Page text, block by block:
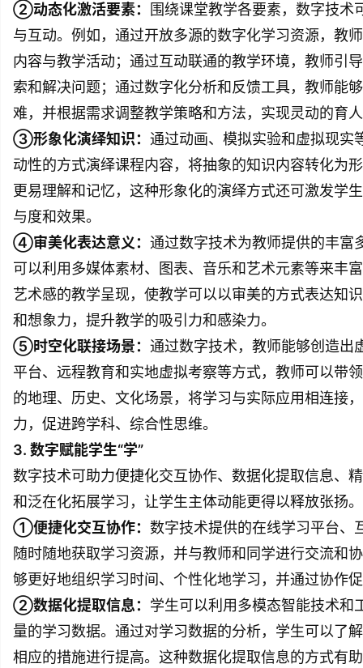
②动态化激活要素：
围绕课堂教学各要素，数字技术
与互动。例如，通过开放多源的数字化学习资源，教
内容与教学活动；通过互动联通的教学环境，教师引
索和解决问题；通过数字化分析和反馈工具，教师能
难，并根据需求调整教学策略和方法，实现灵动的育
③形象化演绎知识： 通过动画、模拟实验和虚拟现实
动性的方式演绎课程内容，将抽象的知识内容转化为
更易理解和记忆，这种形象化的演绎方式还可激发学
与度和效果。
④审美化表达意义： 通过数字技术为教师提供的丰富
可以利用多媒体素材、图表、音乐和艺术元素等来丰
艺术感的教学呈现，使教学可以以审美的方式表达知
和想象力，提升教学的吸引力和感染力。
⑤时空化联接场景： 通过数字技术，教师能够创造出
平台、远程教育和实地虚拟考察等方式，教师可以带
的地理、历史、文化场景，将学习与实际应用相连接
力，促进跨学科、综合性思维。
3. 数字赋能学生“学”
数字技术可助力便捷化交互协作、数据化提取信息、
和泛在化拓展学习，让学生主体动能更得以释放张扬。
①便捷化交互协作： 数字技术提供的在线学习平台、
随时随地获取学习资源，并与教师和同学进行交流和
够更好地组织学习时间、个性化地学习，并通过协作
②数据化提取信息： 学生可以利用多模态智能技术和
量的学习数据。通过对学习数据的分析，学生可以了
相应的措施进行提高。这种数据化提取信息的方式有